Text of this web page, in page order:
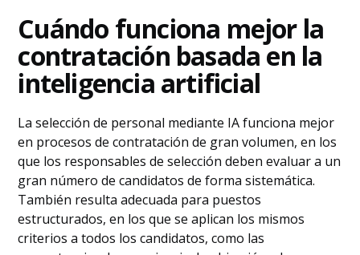
Cuándo funciona mejor la
contratación basada en la
inteligencia artificial
La selección de personal mediante IA funciona mejor
en procesos de contratación de gran volumen, en los
que los responsables de selección deben evaluar a un
gran número de candidatos de forma sistemática.
También resulta adecuada para puestos
estructurados, en los que se aplican los mismos
criterios a todos los candidatos, como las